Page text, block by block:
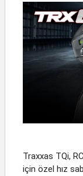
Traxxas TQi,
için özel hız